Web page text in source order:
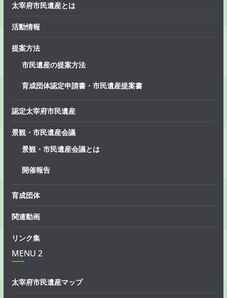
太宰府市民遺産とは
活動情報
提案方法
市民遺産の提案方法
育成団体認定申請書・市民遺産提案書
認定太宰府市民遺産
景観・市民遺産会議
景観・市民遺産会議とは
開催報告
育成団体
関連動画
リンク集
MENU 2
太宰府市民遺産マップ